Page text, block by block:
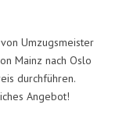
Umzugsmeister
Mainz nach Oslo
durchführen.
Angebot!